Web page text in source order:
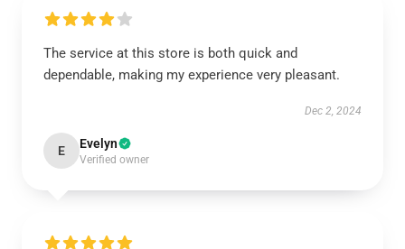
The service at this store is both quick and
dependable, making my experience very pleasant.
Dec 2, 2024
E Evelyn
Verified owner